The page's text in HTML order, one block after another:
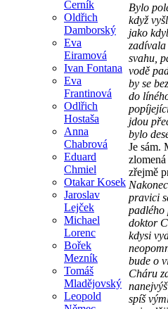
Černík
Oldřich
Damborský
Eva
Eiramová
Ivan Fontana
Eva
Frantinová
Odlřich
Hostaša
Anna
Chabrová
Eduard
Chmiel
Otakar Kosek
Jaroslav
Lejček
Michael
Lorenc
Bořek
Mezník
Tomáš
Mladějovský
Leopold
Bylo
když
jako
zadívala
svahu,
vodě
by se
do
jdou
bylo
Je sám.
zřejmě
pravici
padlého
doktor
kdysi
bude o
Cháru
spíš